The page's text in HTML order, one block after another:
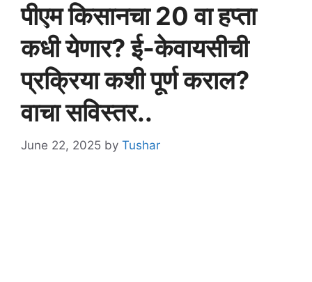
पीएम किसानचा 20 वा हप्ता
कधी येणार? ई-केवायसीची
प्रक्रिया कशी पूर्ण कराल?
वाचा सविस्तर..
June 22, 2025 by Tushar